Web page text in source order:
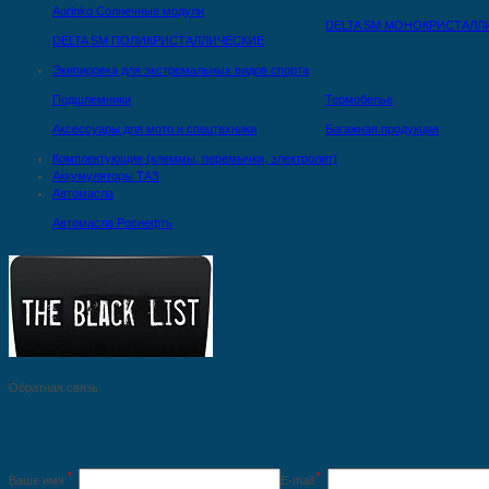
Aurinko Солнечные модули
DELTA SM ПОЛИКРИСТАЛЛИЧЕСКИЕ
DELTA SM
Экипировка для экстремальных видов спорта
Подшлемники
Аксессуары для мото и спецтехники
Термобелье
Багажная продукция
Комплектующие (клеммы, перемычки, электролит)
Аккумуляторы ТАЗ
Автомасла
Автомасла Роснефть
Обратная связь
Ваше имя:* E-mail:*